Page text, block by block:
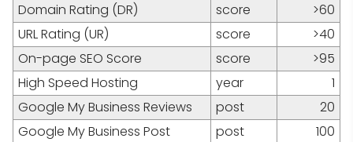
Domain Rating (DR)
score
>60
URL Rating (UR)
score
>40
On-page SEO Score
score
>95
High Speed Hosting
year
1
Google My Business Reviews
post
20
Google My Business Post
post
100